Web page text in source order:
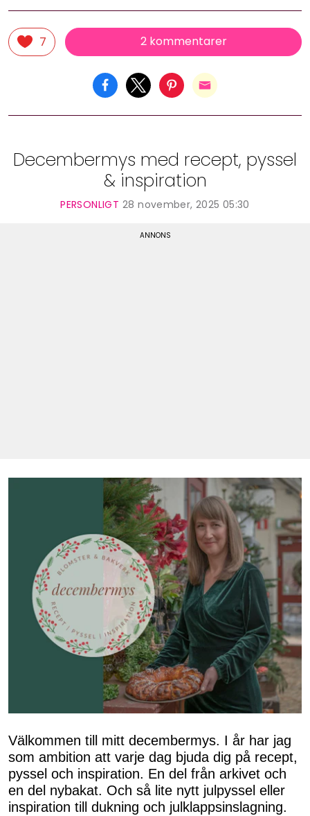
7 2 kommentarer
Decembermys med recept, pyssel
& inspiration
PERSONLIGT 28 november, 2025 05:30
Välkommen till mitt decembermys. I år har jag
som ambition att varje dag bjuda dig på recept,
pyssel och inspiration. En del från arkivet och
en del nybakat. Och så lite nytt julpyssel eller
inspiration till dukning och julklappsinslagning.